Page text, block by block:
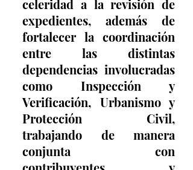
celeridad a la revisión de
expedientes, además de
fortalecer la coordinación
entre las distintas
dependencias involucradas
como Inspección y
Verificación, Urbanismo y
Protección Civil,
trabajando de manera
conjunta con